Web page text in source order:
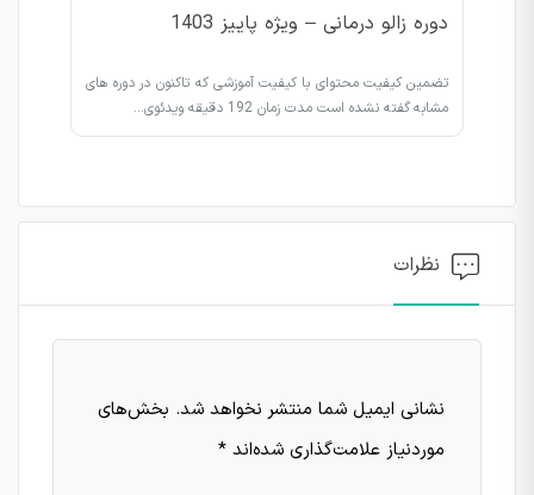
دوره زالو درمانی – ویژه پاییز 1403
تضمین کیفیت محتوای با کیفیت آموزشی که تاکنون در دوره های
مشابه گفته نشده است مدت زمان 192 دقیقه ویدئوی…
نظرات
نشانی ایمیل شما منتشر نخواهد شد. بخش‌های
موردنیاز علامت‌گذاری شده‌اند *